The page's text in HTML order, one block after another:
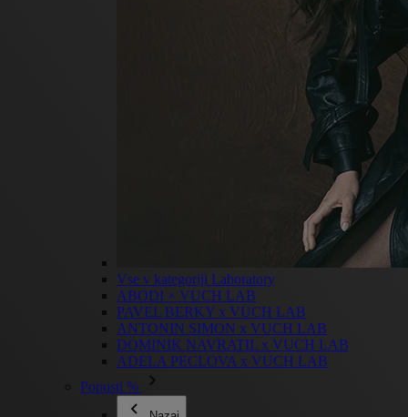
Vse v kategoriji Laboratory
ABODI × VUCH LAB
PAVEL BERKY x VUCH LAB
ANTONIN SIMON x VUCH LAB
DOMINIK NAVRATIL x VUCH LAB
ADELA PECLOVA x VUCH LAB
Popusti %